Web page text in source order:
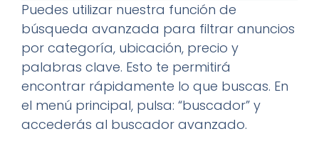
Puedes utilizar nuestra función de
búsqueda avanzada para filtrar anuncios
por categoría, ubicación, precio y
palabras clave. Esto te permitirá
encontrar rápidamente lo que buscas. En
el menú principal, pulsa: “buscador” y
accederás al buscador avanzado.